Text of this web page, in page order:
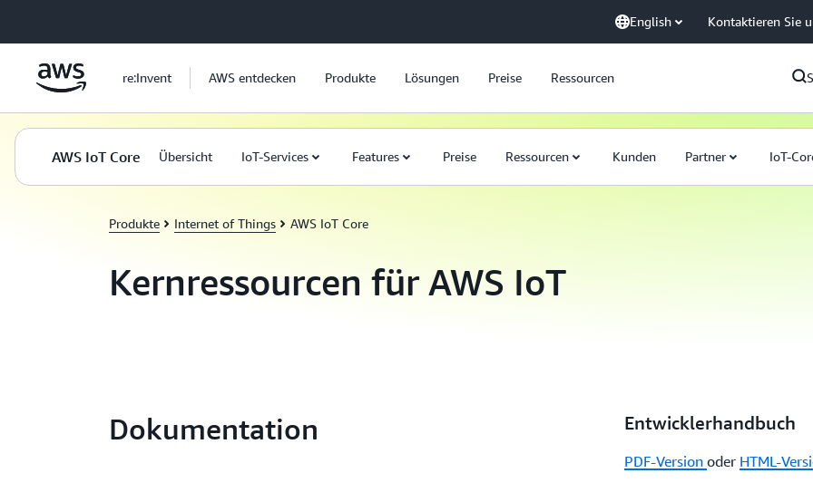
English Kontaktieren Sie
re:Invent AWS entdecken Produkte Lösungen Preise Ressourcen
AWS IoT Core Übersicht IoT-Services Features Preise Ressourcen Kunden Partner IoT-
Produkte Internet of Things AWS IoT Core
Kernressourcen für AWS IoT
Dokumentation Entwicklerhandbuch
PDF-Version oder HTML-